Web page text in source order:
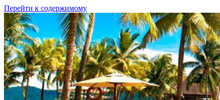
Перейти к содержимому